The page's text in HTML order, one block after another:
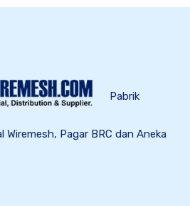
Pabrik
Wiremesh, Pagar BRC dan Aneka